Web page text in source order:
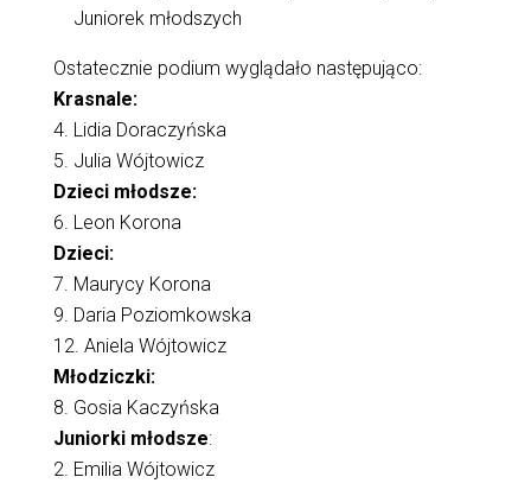
Juniorek młodszych
Ostatecznie podium wyglądało następująco:
Krasnale:
4. Lidia Doraczyńska
5. Julia Wójtowicz
Dzieci młodsze:
6. Leon Korona
Dzieci:
7. Maurycy Korona
9. Daria Poziomkowska
12. Aniela Wójtowicz
Młodziczki:
8. Gosia Kaczyńska
Juniorki młodsze:
2. Emilia Wójtowicz